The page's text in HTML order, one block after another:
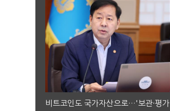
비트코인도 국가자산으로…'보관·평가